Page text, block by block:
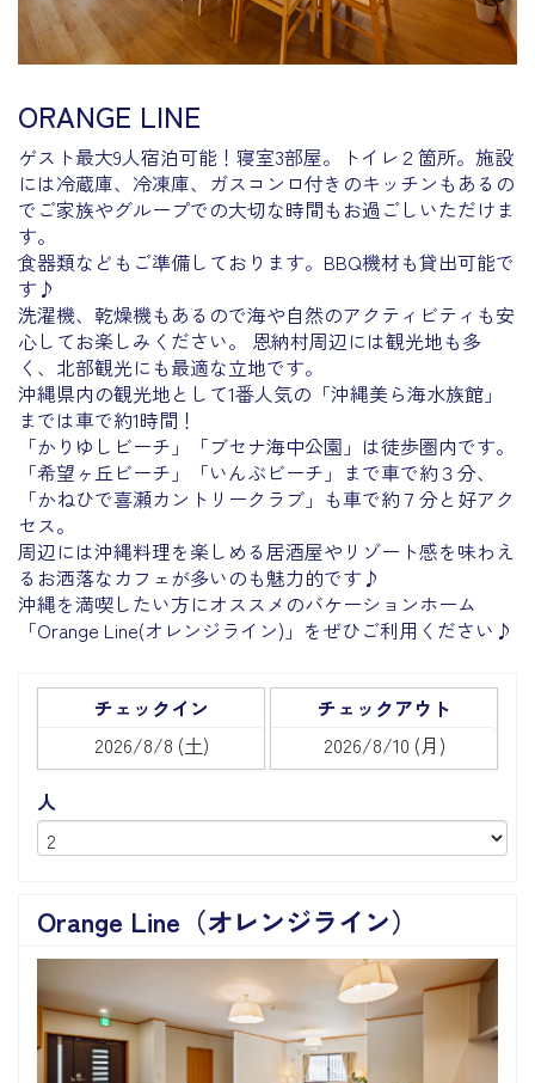
ORANGE LINE
ゲスト最大9人宿泊可能！寝室3部屋。トイレ２箇所。施設
には冷蔵庫、冷凍庫、ガスコンロ付きのキッチンもあるの
でご家族やグループでの大切な時間もお過ごしいただけま
す。
食器類などもご準備しております。BBQ機材も貸出可能で
す♪
洗濯機、乾燥機もあるので海や自然のアクティビティも安
心してお楽しみください。 恩納村周辺には観光地も多
く、北部観光にも最適な立地です。
沖縄県内の観光地として1番人気の「沖縄美ら海水族館」
までは車で約1時間！
「かりゆしビーチ」「ブセナ海中公園」は徒歩圏内です。
「希望ヶ丘ビーチ」「いんぶビーチ」まで車で約３分、
「かねひで喜瀬カントリークラブ」も車で約７分と好アク
セス。
周辺には沖縄料理を楽しめる居酒屋やリゾート感を味わえ
るお洒落なカフェが多いのも魅力的です♪
沖縄を満喫したい方にオススメのバケーションホーム
「Orange Line(オレンジライン)」をぜひご利用ください♪
チェックイン チェックアウト
人
Orange Line（オレンジライン）
Next